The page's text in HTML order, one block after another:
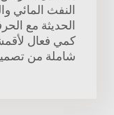
النفث المائي
الحديثة مع
كمي فعال
شاملة من